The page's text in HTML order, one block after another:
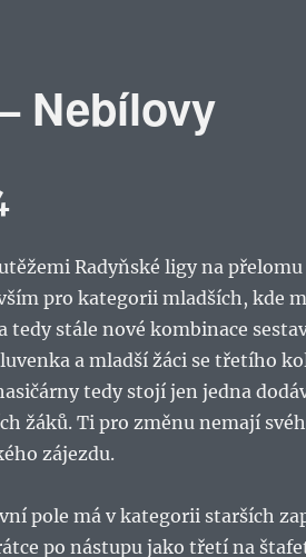
Nebílovy
Radyňské ligy na
pro kategorii mladších, kde
tedy stále nové kombinace
a mladší žáci se třetího
tedy stojí jen jedna
žáků. Ti pro změnu nemají
zájezdu.
pole má v kategorii starších
po nástupu jako třetí na